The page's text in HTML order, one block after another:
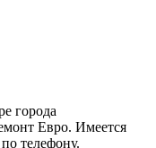
города
Евро. Имеется
телефону.